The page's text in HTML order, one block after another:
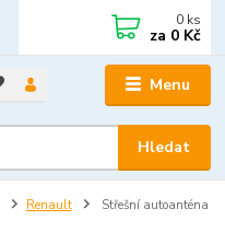
Menu
Hledat
0 ks
za 0 Kč
Renault
Střešní autoanténa